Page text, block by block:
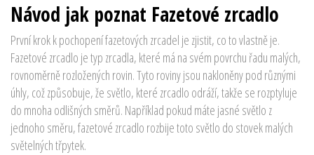
Návod jak poznat Fazetové zrcadlo
První krok k pochopení fazetových zrcadel je zjistit, co to vlastně je.
Fazetové zrcadlo je typ zrcadla, které má na svém povrchu řadu malých,
rovnoměrně rozložených rovin. Tyto roviny jsou nakloněny pod různými
úhly, což způsobuje, že světlo, které zrcadlo odráží, takže se rozptyluje
do mnoha odlišných směrů. Například pokud máte jasné světlo z
jednoho směru, fazetové zrcadlo rozbije toto světlo do stovek malých
světelných třpytek.